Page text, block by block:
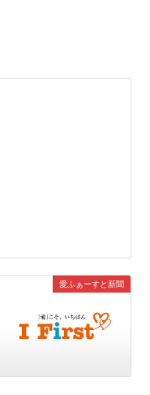
愛ふぁーすと新聞